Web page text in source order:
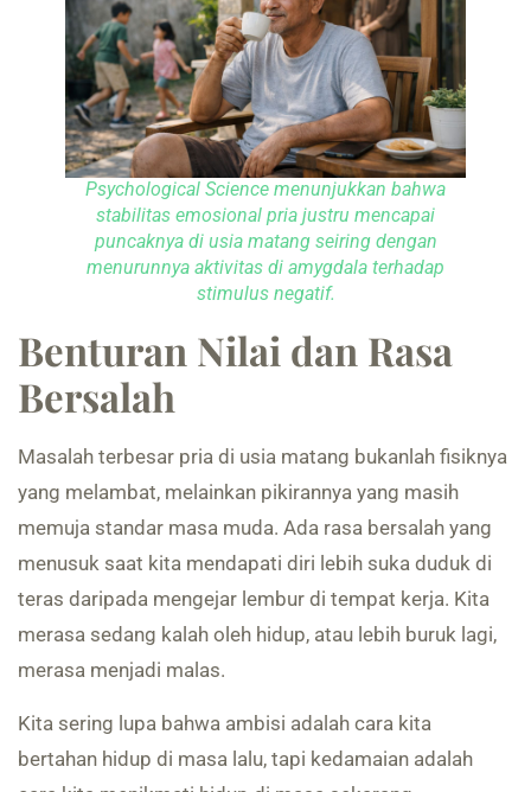
Psychological Science menunjukkan bahwa
stabilitas emosional pria justru mencapai
puncaknya di usia matang seiring dengan
menurunnya aktivitas di amygdala terhadap
stimulus negatif.
Benturan Nilai dan Rasa
Bersalah
Masalah terbesar pria di usia matang bukanlah fisiknya
yang melambat, melainkan pikirannya yang masih
memuja standar masa muda. Ada rasa bersalah yang
menusuk saat kita mendapati diri lebih suka duduk di
teras daripada mengejar lembur di tempat kerja. Kita
merasa sedang kalah oleh hidup, atau lebih buruk lagi,
merasa menjadi malas.
Kita sering lupa bahwa ambisi adalah cara kita
bertahan hidup di masa lalu, tapi kedamaian adalah